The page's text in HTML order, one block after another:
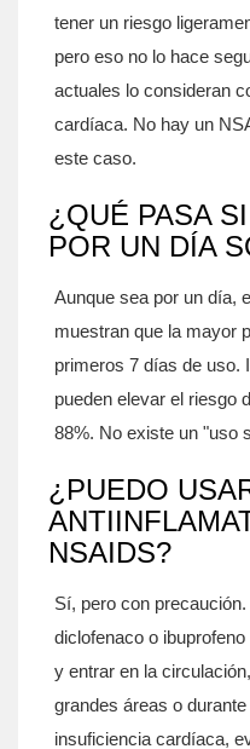
tener un riesgo
pero eso no lo hace
actuales lo consideran
cardíaca. No hay un
este caso.
¿QUÉ PASA
POR UN DÍA
Aunque sea por un día,
muestran que la mayor
primeros 7 días de uso.
pueden elevar el riesgo
88%. No existe un "uso
¿PUEDO
NSAIDS?
Sí, pero con
diclofenaco o
y entrar en la
grandes áreas o
insuficiencia cardíaca,